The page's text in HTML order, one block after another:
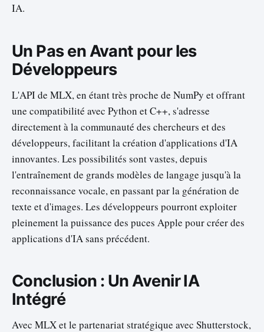
IA.
Un Pas en Avant pour les
Développeurs
L'API de MLX, en étant très proche de NumPy et offrant
une compatibilité avec Python et C++, s'adresse
directement à la communauté des chercheurs et des
développeurs, facilitant la création d'applications d'IA
innovantes. Les possibilités sont vastes, depuis
l'entraînement de grands modèles de langage jusqu'à la
reconnaissance vocale, en passant par la génération de
texte et d'images. Les développeurs pourront exploiter
pleinement la puissance des puces Apple pour créer des
applications d'IA sans précédent.
Conclusion : Un Avenir IA
Intégré
Avec MLX et le partenariat stratégique avec Shutterstock,